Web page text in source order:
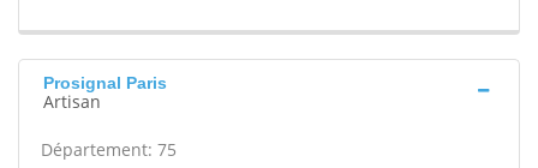
Prosignal Paris
Artisan
Département: 75